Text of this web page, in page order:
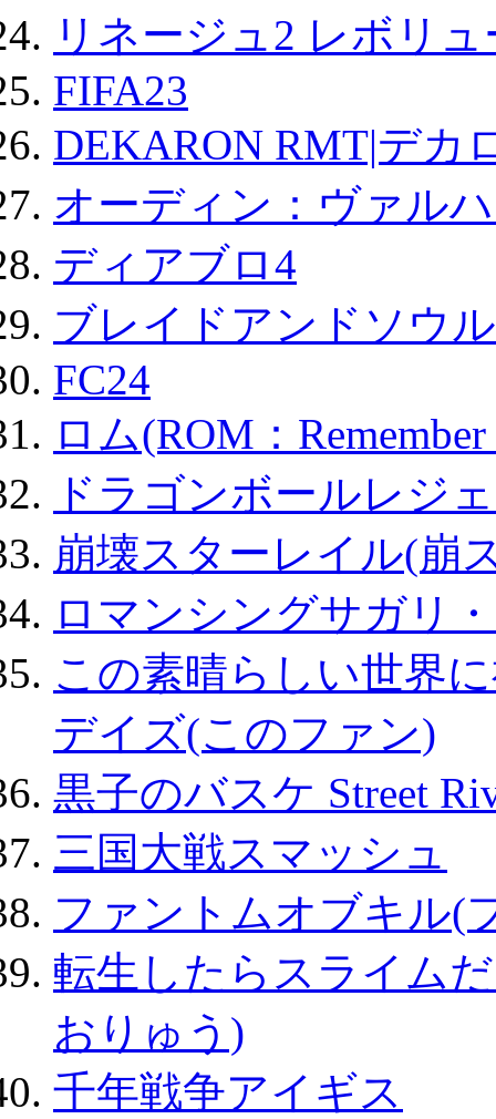
リネージュ2 レボリ
FIFA23
DEKARON RMT|デカ
オーディン：ヴァル
ディアブロ4
ブレイドアンドソウ
FC24
ロム(ROM：
ドラゴンボールレジ
崩壊スターレイル(崩
ロマンシングサガリ
この素晴らしい世界
デイズ(このファン)
黒子のバスケ Street
三国大戦スマッシュ
ファントムオブキル(
転生したらスライム
おりゅう)
千年戦争アイギス